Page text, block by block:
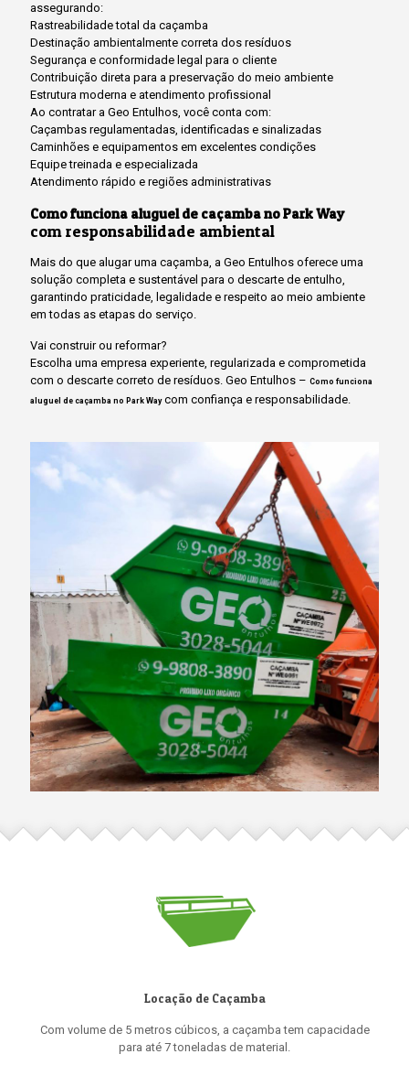
assegurando:
Rastreabilidade total da caçamba
Destinação ambientalmente correta dos resíduos
Segurança e conformidade legal para o cliente
Contribuição direta para a preservação do meio ambiente
Estrutura moderna e atendimento profissional
Ao contratar a Geo Entulhos, você conta com:
Caçambas regulamentadas, identificadas e sinalizadas
Caminhões e equipamentos em excelentes condições
Equipe treinada e especializada
Atendimento rápido e regiões administrativas
Como funciona aluguel de caçamba no Park Way
com responsabilidade ambiental
Mais do que alugar uma caçamba, a Geo Entulhos oferece uma
solução completa e sustentável para o descarte de entulho,
garantindo praticidade, legalidade e respeito ao meio ambiente
em todas as etapas do serviço.
Vai construir ou reformar?
Escolha uma empresa experiente, regularizada e comprometida
com o descarte correto de resíduos. Geo Entulhos – Como funciona
aluguel de caçamba no Park Waycom confiança e responsabilidade.
Locação de Caçamba
Com volume de 5 metros cúbicos, a caçamba tem capacidade
para até 7 toneladas de material.